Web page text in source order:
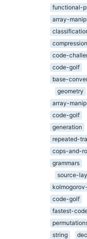
functional-
array-
compression
code-
code-golf
base-
geometry
array-
code-golf
generation
repeated-
cops-and-
grammars
source-
code-golf
fastest-
string